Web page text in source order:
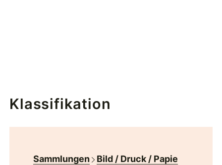
Klassifikation
Sammlungen
Bild / Druck / Papie